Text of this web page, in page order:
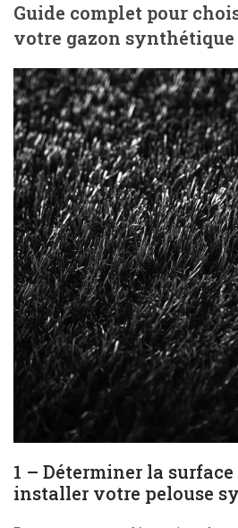
Guide complet pour
votre gazon synthétique
1 – Déterminer la
installer votre pelouse